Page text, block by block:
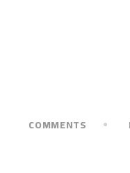
COMMENTS